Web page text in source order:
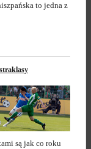
to jedna z
są jak co roku